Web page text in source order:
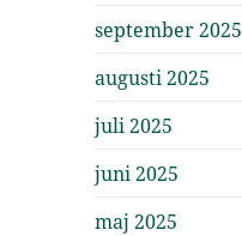
september 2025
augusti 2025
juli 2025
juni 2025
maj 2025